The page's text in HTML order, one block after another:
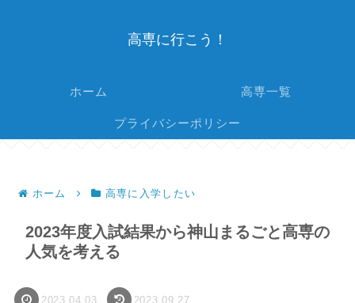
高専に行こう！
ホーム 高専一覧
プライバシーポリシー
ホーム 高専に入学したい
2023年度入試結果から神山まるごと高専の
人気を考える
2023.04.03 2023.09.27